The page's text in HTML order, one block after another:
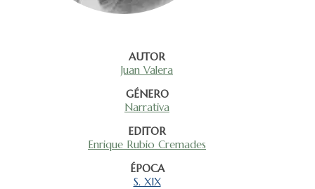
AUTOR
Juan Valera
GÉNERO
Narrativa
EDITOR
Enrique Rubio Cremades
ÉPOCA
S. XIX